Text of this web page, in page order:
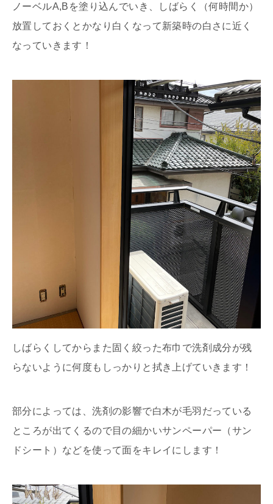
ノーベルA,Bを塗り込んでいき、しばらく（何時間か）
放置しておくとかなり白くなって新築時の白さに近く
なっていきます！
しばらくしてからまた固く絞った布巾で洗剤成分が残
らないように何度もしっかりと拭き上げていきます！
部分によっては、洗剤の影響で白木が毛羽だっている
ところが出てくるので目の細かいサンペーパー（サン
ドシート）などを使って面をキレイにします！